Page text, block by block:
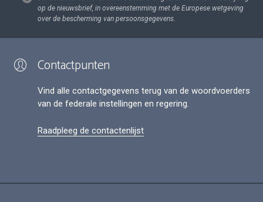
op de nieuwsbrief, in overeenstemming met de Europese wetgeving
over de bescherming van persoonsgegevens.
Contactpunten
Vind alle contactgegevens terug van de woordvoerders
van de federale instellingen en regering.
Raadpleeg de contactenlijst